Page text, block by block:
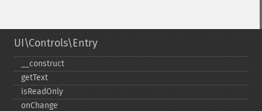
UI\Controls\Entry
_​_​construct
getText
isReadOnly
onChange